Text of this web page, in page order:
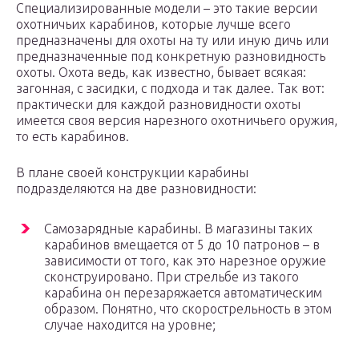
Специализированные модели – это такие версии
охотничьих карабинов, которые лучше всего
предназначены для охоты на ту или иную дичь или
предназначенные под конкретную разновидность
охоты. Охота ведь, как известно, бывает всякая:
загонная, с засидки, с подхода и так далее. Так вот:
практически для каждой разновидности охоты
имеется своя версия нарезного охотничьего оружия,
то есть карабинов.
В плане своей конструкции карабины
подразделяются на две разновидности:
Самозарядные карабины. В магазины таких
карабинов вмещается от 5 до 10 патронов – в
зависимости от того, как это нарезное оружие
сконструировано. При стрельбе из такого
карабина он перезаряжается автоматическим
образом. Понятно, что скорострельность в этом
случае находится на уровне;